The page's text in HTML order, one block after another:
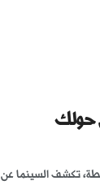
حولك
تكشف السينما عن